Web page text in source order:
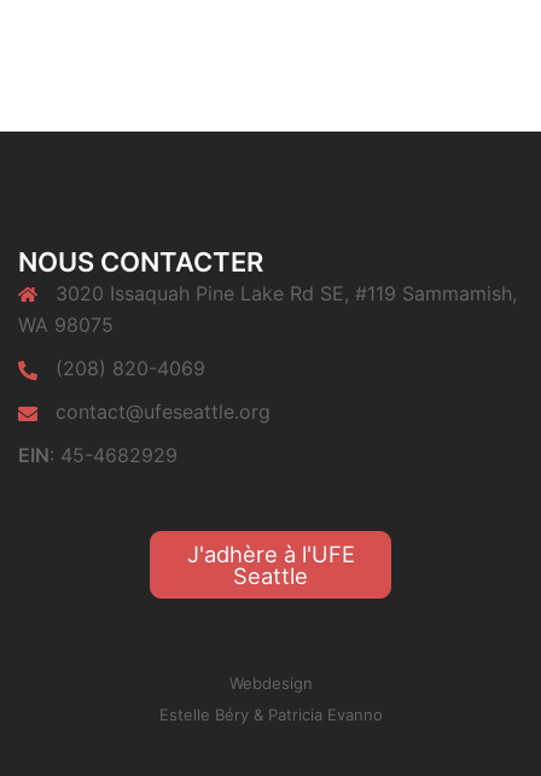
NOUS CONTACTER
3020 Issaquah Pine Lake Rd SE, #119 Sammamish,
WA 98075
(208) 820-4069
contact@ufeseattle.org
EIN: 45-4682929
J'adhère à l'UFE
Seattle
Webdesign
Estelle Béry& Patricia Evanno